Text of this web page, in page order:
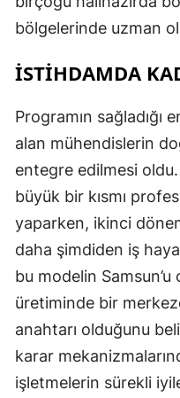
bölgelerinde uzman
İSTİHDAMDA
Programın sağladığı
alan mühendislerin
entegre edilmesi
büyük bir kısmı
yaparken, ikinci
daha şimdiden iş
bu modelin
üretiminde bir
anahtarı olduğunu
karar
işletmelerin sürekli